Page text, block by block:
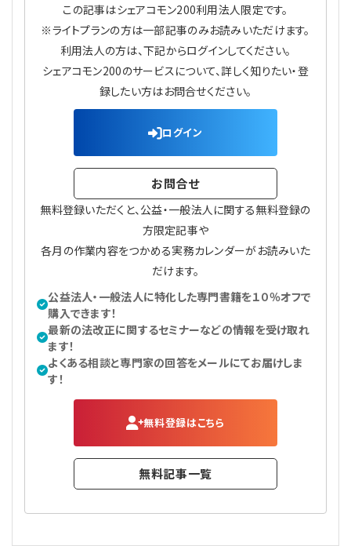
【連載】労務管理の歩き方
【連載】AI活用のすすめ
この記事はシェアコモン200利用法人限定です。
※ライトプランの方は一部記事のみお読みいただけます。
利用法人の方は、下記からログインしてください。
シェアコモン200のサービスについて、詳しく知りたい・登
録したい方はお問合せください。
ログイン
お問合せ
無料登録いただくと、公益・一般法人に関する無料登録の
方限定記事や
各月の作業内容をつかめる実務カレンダーがお読みいた
だけます。
公益法人・一般法人に特化した専門書籍を１０％オフで
購入できます！
最新の法改正に関するセミナーなどの情報を受け取れ
ます！
よくある相談と専門家の回答をメールにてお届けしま
す！
無料登録はこちら
無料記事一覧